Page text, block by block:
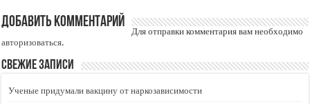
Добавить комментарий
Для отправки комментария вам необходимо
авторизоваться.
Свежие записи
Ученые придумали вакцину от наркозависимости